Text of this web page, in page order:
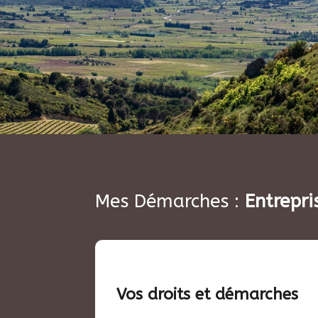
Mes Démarches :
Vos droits et démarches